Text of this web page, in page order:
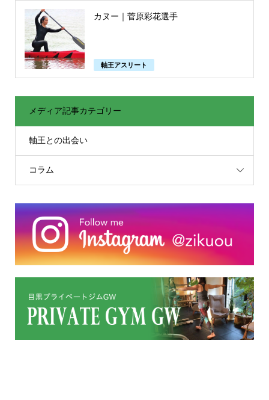
カヌー｜菅原彩花選手
軸王アスリート
メディア記事カテゴリー
軸王との出会い
コラム